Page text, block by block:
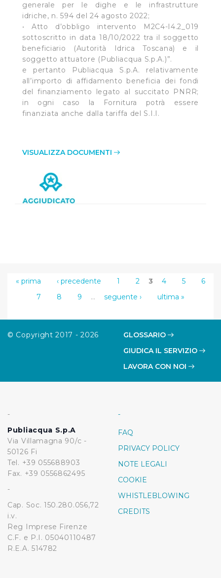
generale per le dighe e le infrastrutture
idriche, n. 594 del 24 agosto 2022;
• Atto d’obbligo intervento M2C4-I4.2_019
sottoscritto in data 18/10/2022 tra il soggetto
beneficiario (Autorità Idrica Toscana) e il
soggetto attuatore (Publiacqua S.p.A.)”.
e pertanto Publiacqua S.p.A. relativamente
all’importo di affidamento beneficia dei fondi
del finanziamento legato al succitato PNRR;
in ogni caso la Fornitura potrà essere
finanziata anche dalla tariffa del S.I.I.
VISUALIZZA DOCUMENTI
« prima ‹ precedente 1 2 3 4 5
6
7
8 9 … seguente › ultima »
© Copyright 2017 - 2026
GLOSSARIO
GIUDICA IL SERVIZIO
LAVORA CON NOI
-
Publiacqua S.p.A
Via Villamagna 90/c -
50126 Fi
Tel. +39 055688903
Fax. +39 0556862495
-
Cap. Soc. 150.280.056,72
i.v.
Reg Imprese Firenze
C.F. e P.I. 05040110487
R.E.A. 514782
-
FAQ
PRIVACY POLICY
NOTE LEGALI
COOKIE
WHISTLEBLOWING
CREDITS